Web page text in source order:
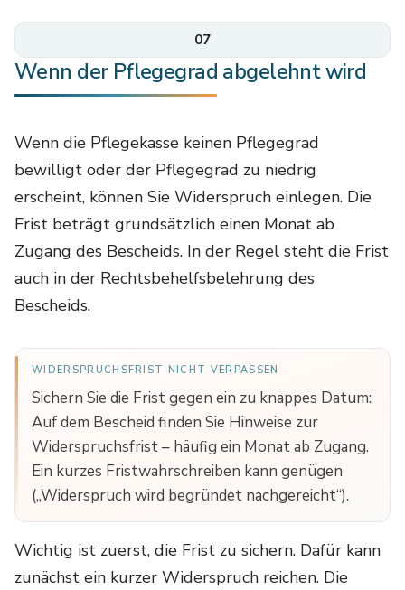
07
Wenn der Pflegegrad abgelehnt wird
Wenn die Pflegekasse keinen Pflegegrad
bewilligt oder der Pflegegrad zu niedrig
erscheint, können Sie Widerspruch einlegen. Die
Frist beträgt grundsätzlich einen Monat ab
Zugang des Bescheids. In der Regel steht die Frist
auch in der Rechtsbehelfsbelehrung des
Bescheids.
WIDERSPRUCHSFRIST NICHT VERPASSEN
Sichern Sie die Frist gegen ein zu knappes Datum:
Auf dem Bescheid finden Sie Hinweise zur
Widerspruchsfrist – häufig ein Monat ab Zugang.
Ein kurzes Fristwahrschreiben kann genügen
(„Widerspruch wird begründet nachgereicht“).
Wichtig ist zuerst, die Frist zu sichern. Dafür kann
zunächst ein kurzer Widerspruch reichen. Die